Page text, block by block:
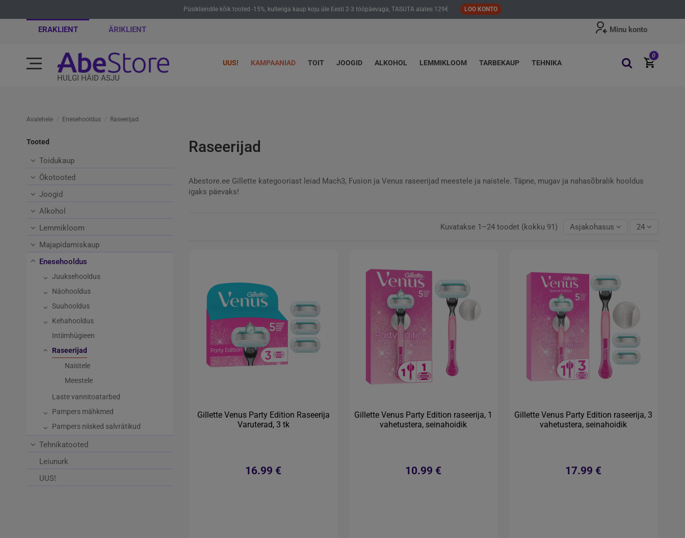
Püsikliendile kõik tooted -15%, kulleriga kaup koju üle Eesti 2-3 tööpäevaga, TASUTA alates 129€ LOO KONTO
ERAKLIENT ÄRIKLIENT Minu konto
HULGI HÄID ASJU
UUS! KAMPAANIAD TOIT JOOGID ALKOHOL LEMMIKLOOM TARBEKAUP TEHNIKA
0
Avalehele Enesehooldus Raseerijad
Raseerijad
Abestore.ee Gillette kategooriast leiad Mach3, Fusion ja Venus raseerijad meestele ja naistele. Täpne, mugav ja nahasõbralik hooldus
igaks päevaks!
Kuvatakse 1–24 toodet (kokku 91) Asjakohasus 24
Gillette Venus Party Edition Raseerija
Varuterad, 3 tk
16.99 €
Gillette Venus Party Edition raseerija, 1
vahetustera, seinahoidik
10.99 €
Gillette Venus Party Edition raseerija, 3
vahetustera, seinahoidik
17.99 €
Tooted
Toidukaup
Ökotooted
Joogid
Alkohol
Lemmikloom
Majapidamiskaup
Enesehooldus
Juuksehooldus
Näohooldus
Suuhooldus
Kehahooldus
Intiimhügieen
Raseerijad
Naistele
Meestele
Laste vannitoatarbed
Pampers mähkmed
Pampers niisked salvrätikud
Tehnikatooted
Leiunurk
UUS!